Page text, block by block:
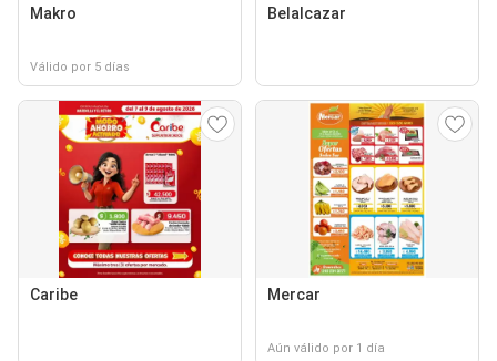
Makro
Válido por 5 días
Belalcazar
Caribe Mercar
Aún válido por 1 día